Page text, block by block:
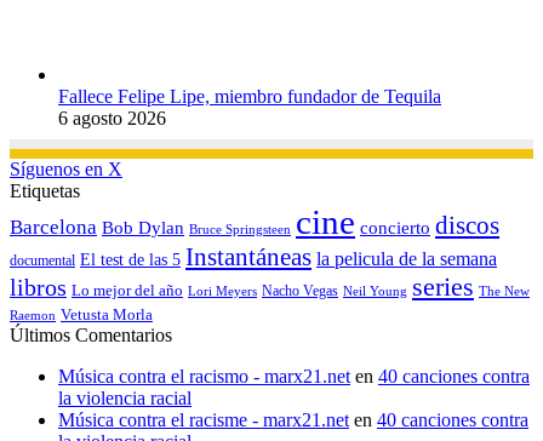
Fallece Felipe Lipe, miembro fundador de Tequila
6 agosto 2026
Síguenos en X
Etiquetas
Barcelona Bob Dylan Bruce Springsteen cine concierto discos
documental El test de las 5 Instantáneas la pelicula de la semana
libros Lo mejor del año Lori Meyers Nacho Vegas Neil Young series The New
Raemon Vetusta Morla
Últimos Comentarios
Música contra el racismo - marx21.neten 40 canciones contra
la violencia racial
Música contra el racisme - marx21.neten 40 canciones contra